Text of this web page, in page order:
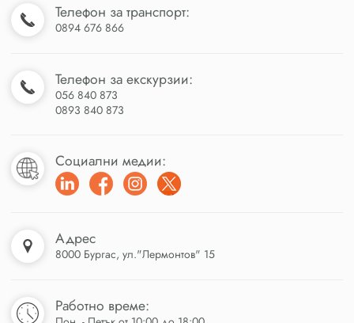
Телефон за транспорт:
0894 676 866
Телефон за екскурзии:
056 840 873
0893 840 873
Социални медии:
Адрес
8000 Бургас, ул."Лермонтов" 15
Работно време: